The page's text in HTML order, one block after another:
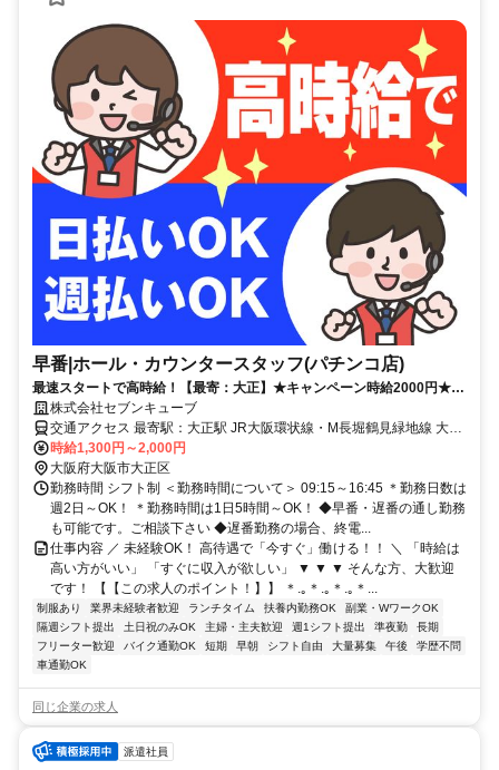
早番|ホール・カウンタースタッフ(パチンコ店)
最速スタートで高時給！【最寄：大正】★キャンペーン時給2000円★週
2日～＆短時間も可能！しっかり稼げる◎月収30万円以上可能！
株式会社セブンキューブ
交通アクセス 最寄駅：大正駅 JR大阪環状線・M長堀鶴見緑地線 大正
駅 徒歩圏内
時給1,300円～2,000円
大阪府大阪市大正区
勤務時間 シフト制 ＜勤務時間について＞ 09:15～16:45 ＊勤務日数は
週2日～OK！ ＊勤務時間は1日5時間～OK！ ◆早番・遅番の通し勤務
も可能です。ご相談下さい ◆遅番勤務の場合、終電...
仕事内容 ／ 未経験OK！ 高待遇で「今すぐ」働ける！！ ＼ 「時給は
高い方がいい」 「すぐに収入が欲しい」 ▼ ▼ ▼ そんな方、大歓迎
です！ 【【この求人のポイント！】】 ＊.｡＊.｡＊.｡＊...
制服あり 業界未経験者歓迎 ランチタイム 扶養内勤務OK
副業・WワークOK
隔週シフト提出
土日祝のみOK 主婦・主夫歓迎 週1シフト提出 準夜勤
長期
フリーター歓迎
バイク通勤OK 短期 早朝 シフト自由 大量募集 午後
学歴不問
車通勤OK
同じ企業の求人
派遣社員